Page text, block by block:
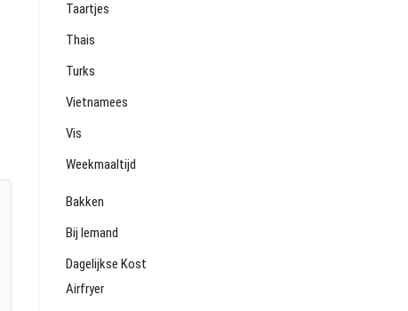
Taartjes
Thais
Turks
Vietnamees
Vis
Weekmaaltijd
Bakken
Bij Iemand
Dagelijkse Kost
Airfryer